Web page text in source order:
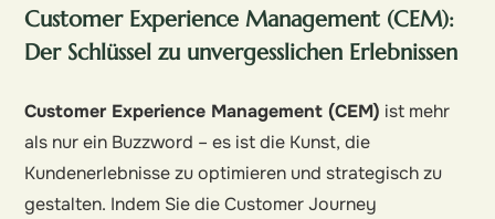
Customer Experience Management (CEM):
Der Schlüssel zu unvergesslichen Erlebnissen
Customer Experience Management (CEM) ist mehr
als nur ein Buzzword – es ist die Kunst, die
Kundenerlebnisse zu optimieren und strategisch zu
gestalten. Indem Sie die Customer Journey